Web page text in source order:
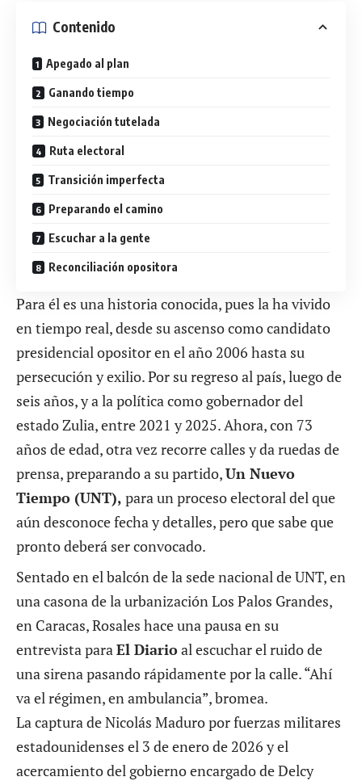
Contenido
Apegado al plan
Ganando tiempo
Negociación tutelada
Ruta electoral
Transición imperfecta
Preparando el camino
Escuchar a la gente
Reconciliación opositora
Para él es una historia conocida, pues la ha vivido
en tiempo real, desde su ascenso como candidato
presidencial opositor en el año 2006 hasta su
persecución y exilio. Por su regreso al país, luego de
seis años, y a la política como gobernador del
estado Zulia, entre 2021 y 2025. Ahora, con 73
años de edad, otra vez recorre calles y da ruedas de
prensa, preparando a su partido,Un Nuevo
Tiempo (UNT), para un proceso electoral del que
aún desconoce fecha y detalles, pero que sabe que
pronto deberá ser convocado.
Sentado en el balcón de la sede nacional de UNT, en
una casona de la urbanización Los Palos Grandes,
en Caracas, Rosales hace una pausa en su
entrevista para El Diarioal escuchar el ruido de
una sirena pasando rápidamente por la calle. “Ahí
va el régimen, en ambulancia”, bromea.
La captura de Nicolás Maduro por fuerzas militares
estadounidenses el 3 de enero de 2026 y el
acercamiento del gobierno encargado de Delcy